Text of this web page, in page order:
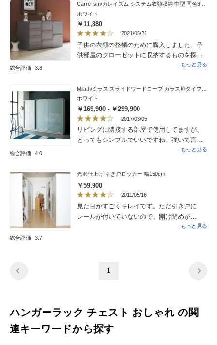
総合評価 3.8
Carre-ism/カレイズム システム衣類収納 中型 同色3個組
ホワイト
￥11,880
2021/05/21
子供の衣類の整頓のために購入しました。子
供部屋のクローゼットに収納するものを探し
ていました。色は真っ白で綺麗ですが，思っ
もっと見る
総合評価 4.0
Milath/ミラス スライドワードローブ ガラス扉タイプ 幅160.5cm
ホワイト
￥169,900 - ￥299,900
2017/03/05
リビングに隣接する部屋で使用してますが、
とってもシンプルでいいですね。強いて言え
もっと見る
総合評価 3.7
光沢仕上げ 引き戸ロッカー 幅150cm
￥59,900
2011/05/16
見た目がすごくキレイです。ただ引き戸に
レールが付いていないので、開け閉めが
ちょっと重いです。でも収納力は抜群なの
プと一緒に並べて、向かいにほかの通販で購
もっと見る
1
ハンガーラック チェスト おしゃれ の関
連キーワードから探す